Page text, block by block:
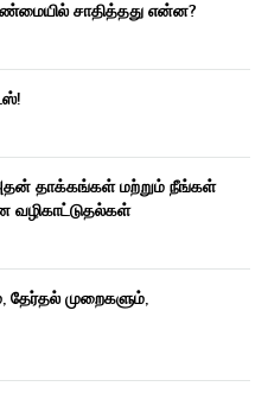
சாதித்தது என்ன?
தாக்கங்கள் மற்றும் நீங்கள்
வழிகாட்டுதல்கள்
தேர்தல் முறைகளும்,